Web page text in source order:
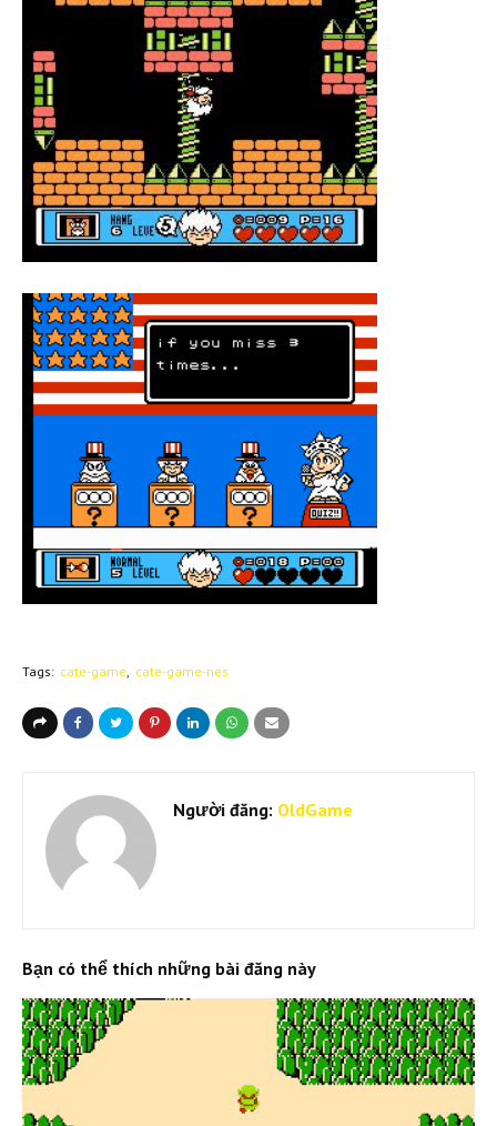
Tags: cate-game cate-game-nes
Người đăng: OldGame
Bạn có thể thích những bài đăng này